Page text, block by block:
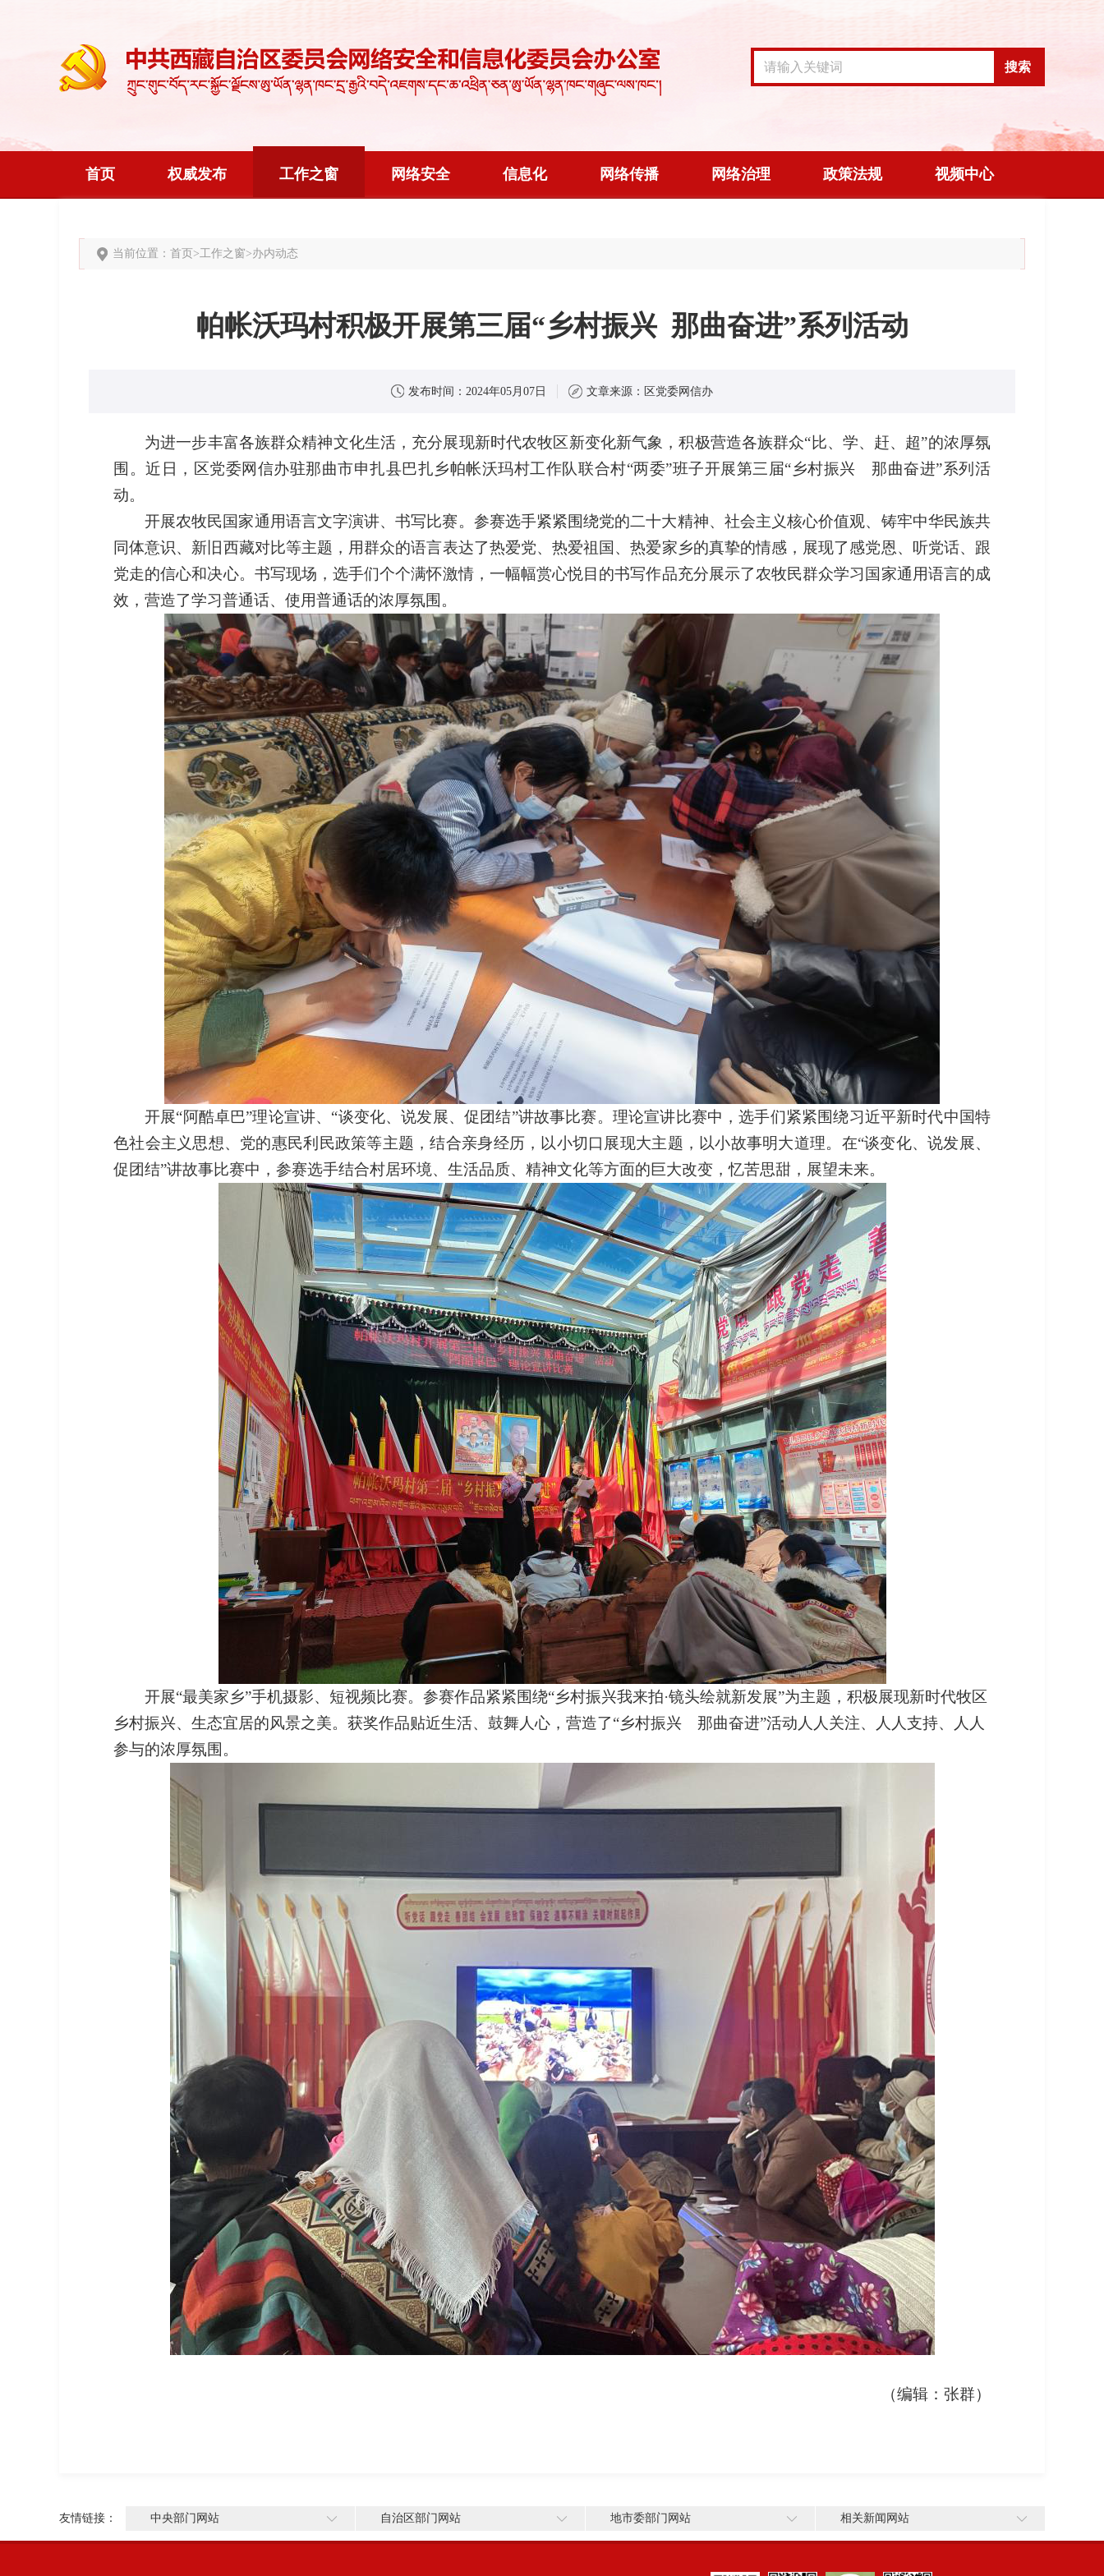
搜索
首页 权威发布 工作之窗 网络安全 信息化 网络传播 网络治理 政策法规 视频中心
当前位置： 首页 >工作之窗>办内动态
帕帐沃玛村积极开展第三届“乡村振兴 那曲奋进”系列活动
发布时间： 2024年05月07日 文章来源： 区党委网信办
为进一步丰富各族群众精神文化生活，充分展现新时代农牧区新变化新气象，积极营造各族群众“比、学、赶、超”的浓厚氛
围。近日，区党委网信办驻那曲市申扎县巴扎乡帕帐沃玛村工作队联合村“两委”班子开展第三届“乡村振兴 那曲奋进”系列活
动。
开展农牧民国家通用语言文字演讲、书写比赛。参赛选手紧紧围绕党的二十大精神、社会主义核心价值观、铸牢中华民族共
同体意识、新旧西藏对比等主题，用群众的语言表达了热爱党、热爱祖国、热爱家乡的真挚的情感，展现了感党恩、
听党话、跟
党走的信心和决心。书写现场，选手们个个满怀激情，一幅幅赏心悦目的书写作品充分展示了农牧民群众学习国家通用语言的成
效，营造了学习普通话、使用普通话的浓厚氛围。
开展“阿酷卓巴”理论宣讲、“谈变化、说发展、促团结”讲故事比赛。理论宣讲比赛中，选手们紧紧围绕习近平新时代中国特
色社会主义思想、党的惠民利民政策等主题，结合亲身经历，以小切口展现大主题，以小故事明大道理。在“谈变化、说发展、
促团结”讲故事比赛中，参赛选手结合村居环境、生活品质、精神文化等方面的巨大改变，忆苦思甜，展望未来。
开展“最美家乡”手机摄影、短视频比赛。参赛作品紧紧围绕“乡村振兴我来拍·镜头绘就新发展”为主题，积极展现新时代牧区
乡村振兴、生态宜居的风景之美。获奖作品贴近生活、鼓舞人心，营造了“乡村振兴 那曲奋进”活动人人关注、人人支持、人人
参与的浓厚氛围。
（编辑：张群）
友情链接： 中央部门网站 自治区部门网站 地市委部门网站 相关新闻网站